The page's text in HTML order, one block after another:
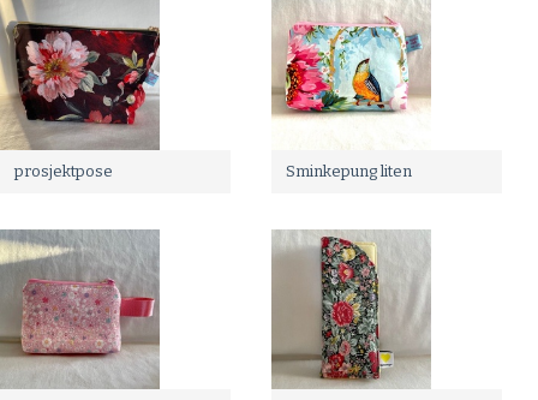
prosjektpose Sminkepung liten